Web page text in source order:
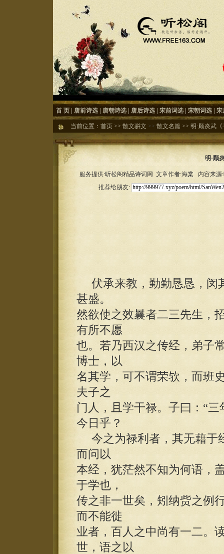
首 页 唐前诗选 唐朝诗选 唐后诗选 宋前词选 宋朝词选 宋
当前位置： 首页 >> 散文骈文 >> 散文名篇 >> 明·顾炎武
明·顾
服务提供:听松阁精品诗词网 文章作者:海棠 内容来
推荐给朋友:
伏承来教，勤勤恳恳，闵
甚盛。
然欲使之效曩者二三先生，
有所不愿
也。若乃西汉之传经，弟子
博士，以
名其学，可不谓荣欤，而班
夫子之
门人，且学干禄。子曰：“
今日乎？
今之为禄利者，其无藉于
而问以
本经，犹茫然不知为何语，
于学也，
传之非一世矣，矧纳赀之例
而不能徙
业者，百人之中尚有一二。
世，语之以